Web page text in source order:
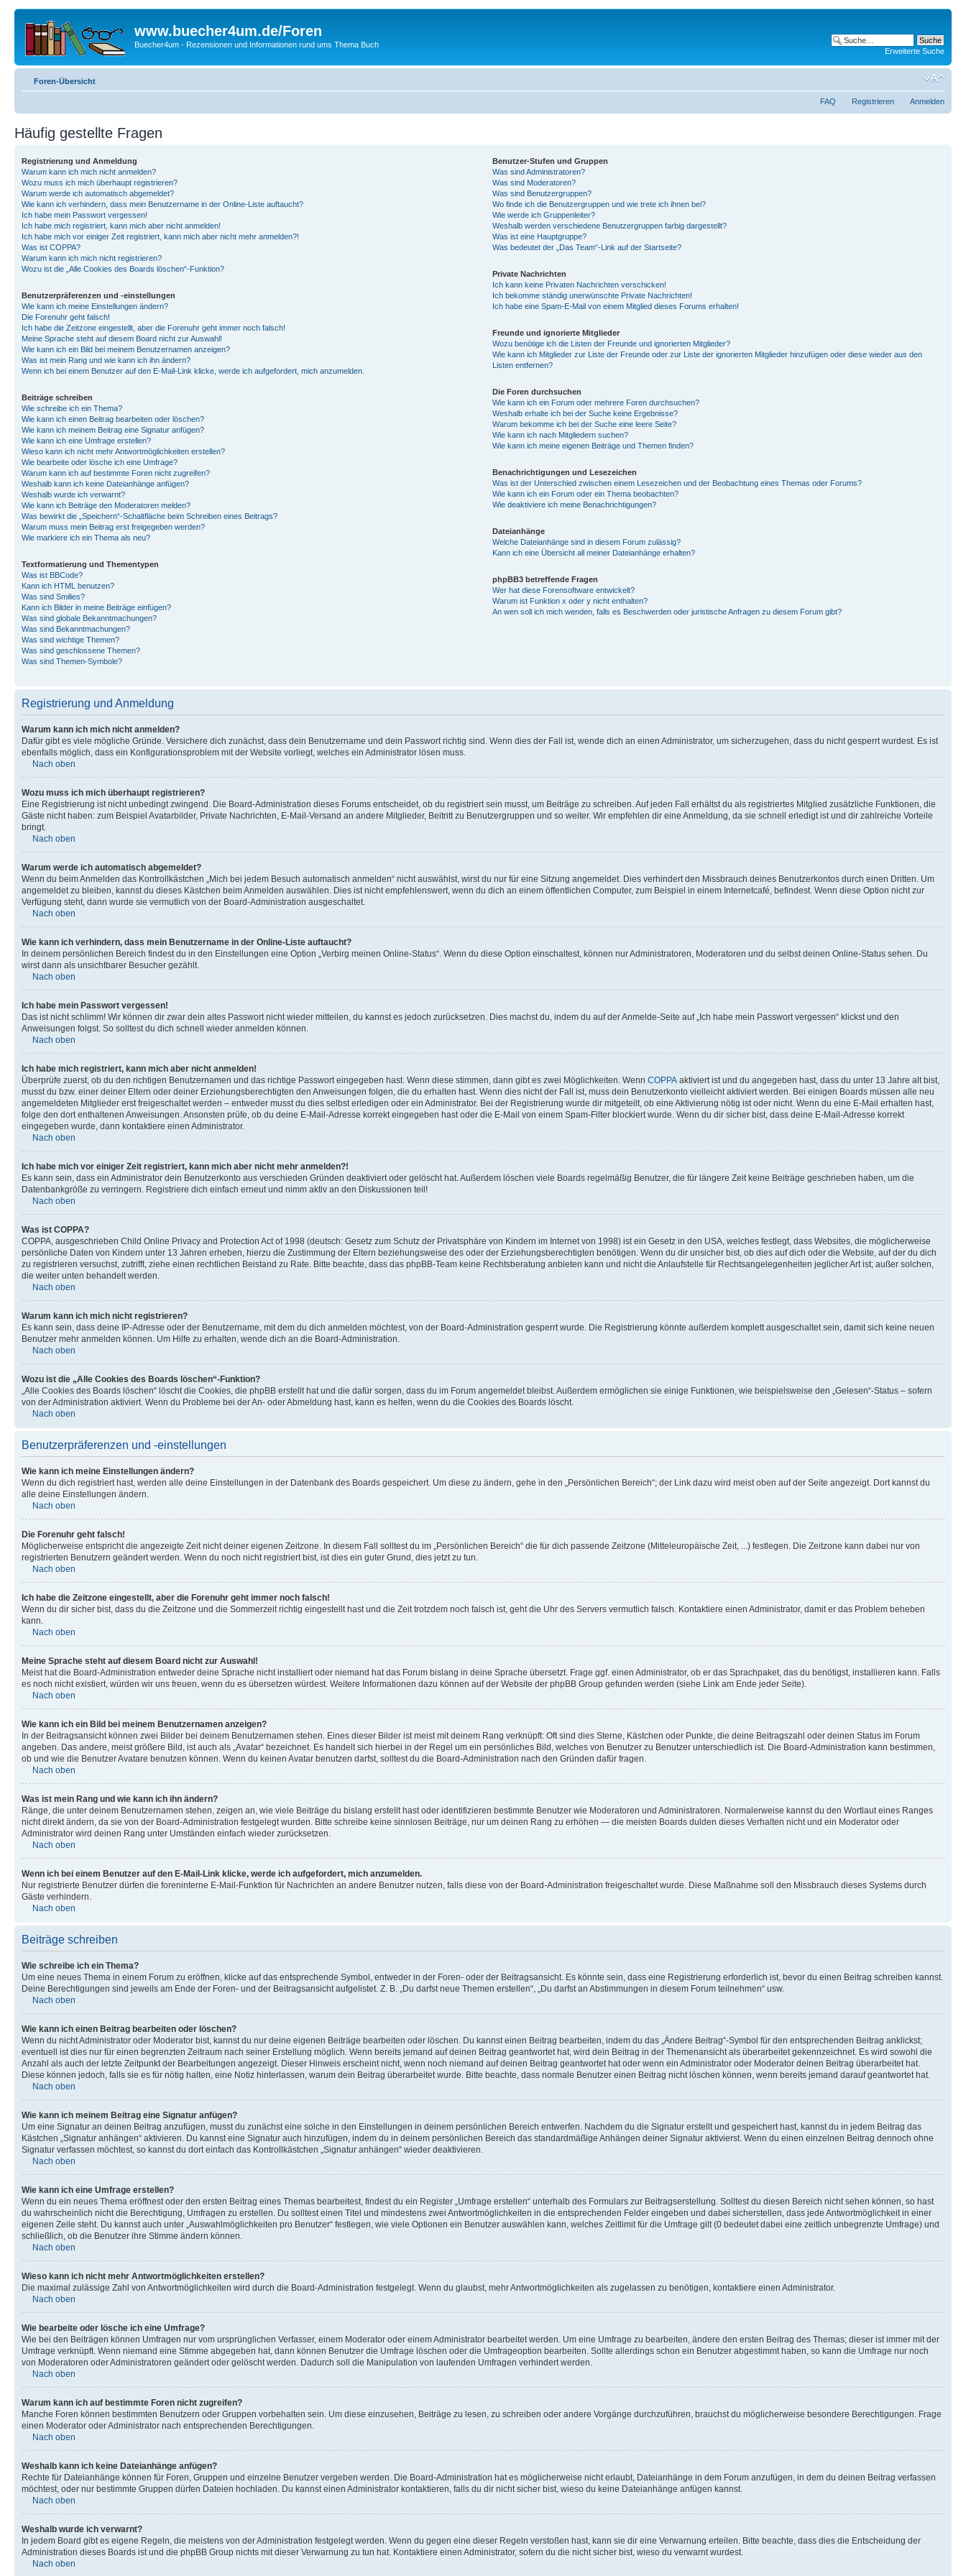
www.buecher4um.de/Foren
Buecher4um - Rezensionen und Informationen rund ums Thema Buch
Erweiterte Suche
Foren-Übersicht
FAQ Registrieren Anmelden
Häufig gestellte Fragen
Registrierung und Anmeldung
Warum kann ich mich nicht anmelden?
Wozu muss ich mich überhaupt registrieren?
Warum werde ich automatisch abgemeldet?
Wie kann ich verhindern, dass mein Benutzername in der Online-Liste auftaucht?
Ich habe mein Passwort vergessen!
Ich habe mich registriert, kann mich aber nicht anmelden!
Ich habe mich vor einiger Zeit registriert, kann mich aber nicht mehr anmelden?!
Was ist COPPA?
Warum kann ich mich nicht registrieren?
Wozu ist die „Alle Cookies des Boards löschen“-Funktion?
Benutzerpräferenzen und -einstellungen
Wie kann ich meine Einstellungen ändern?
Die Forenuhr geht falsch!
Ich habe die Zeitzone eingestellt, aber die Forenuhr geht immer noch falsch!
Meine Sprache steht auf diesem Board nicht zur Auswahl!
Wie kann ich ein Bild bei meinem Benutzernamen anzeigen?
Was ist mein Rang und wie kann ich ihn ändern?
Wenn ich bei einem Benutzer auf den E-Mail-Link klicke, werde ich aufgefordert, mich anzumelden.
Beiträge schreiben
Wie schreibe ich ein Thema?
Wie kann ich einen Beitrag bearbeiten oder löschen?
Wie kann ich meinem Beitrag eine Signatur anfügen?
Wie kann ich eine Umfrage erstellen?
Wieso kann ich nicht mehr Antwortmöglichkeiten erstellen?
Wie bearbeite oder lösche ich eine Umfrage?
Warum kann ich auf bestimmte Foren nicht zugreifen?
Weshalb kann ich keine Dateianhänge anfügen?
Weshalb wurde ich verwarnt?
Wie kann ich Beiträge den Moderatoren melden?
Was bewirkt die „Speichern“-Schaltfläche beim Schreiben eines Beitrags?
Warum muss mein Beitrag erst freigegeben werden?
Wie markiere ich ein Thema als neu?
Textformatierung und Thementypen
Was ist BBCode?
Kann ich HTML benutzen?
Was sind Smilies?
Kann ich Bilder in meine Beiträge einfügen?
Was sind globale Bekanntmachungen?
Was sind Bekanntmachungen?
Was sind wichtige Themen?
Was sind geschlossene Themen?
Was sind Themen-Symbole?
Benutzer-Stufen und Gruppen
Was sind Administratoren?
Was sind Moderatoren?
Was sind Benutzergruppen?
Wo finde ich die Benutzergruppen und wie trete ich ihnen bei?
Wie werde ich Gruppenleiter?
Weshalb werden verschiedene Benutzergruppen farbig dargestellt?
Was ist eine Hauptgruppe?
Was bedeutet der „Das Team“-Link auf der Startseite?
Private Nachrichten
Ich kann keine Privaten Nachrichten verschicken!
Ich bekomme ständig unerwünschte Private Nachrichten!
Ich habe eine Spam-E-Mail von einem Mitglied dieses Forums erhalten!
Freunde und ignorierte Mitglieder
Wozu benötige ich die Listen der Freunde und ignorierten Mitglieder?
Wie kann ich Mitglieder zur Liste der Freunde oder zur Liste der ignorierten Mitglieder hinzufügen oder diese wieder aus den
Listen entfernen?
Die Foren durchsuchen
Wie kann ich ein Forum oder mehrere Foren durchsuchen?
Weshalb erhalte ich bei der Suche keine Ergebnisse?
Warum bekomme ich bei der Suche eine leere Seite?
Wie kann ich nach Mitgliedern suchen?
Wie kann ich meine eigenen Beiträge und Themen finden?
Benachrichtigungen und Lesezeichen
Was ist der Unterschied zwischen einem Lesezeichen und der Beobachtung eines Themas oder Forums?
Wie kann ich ein Forum oder ein Thema beobachten?
Wie deaktiviere ich meine Benachrichtigungen?
Dateianhänge
Welche Dateianhänge sind in diesem Forum zulässig?
Kann ich eine Übersicht all meiner Dateianhänge erhalten?
phpBB3 betreffende Fragen
Wer hat diese Forensoftware entwickelt?
Warum ist Funktion x oder y nicht enthalten?
An wen soll ich mich wenden, falls es Beschwerden oder juristische Anfragen zu diesem Forum gibt?
Registrierung und Anmeldung
Warum kann ich mich nicht anmelden?
Dafür gibt es viele mögliche Gründe. Versichere dich zunächst, dass dein Benutzername und dein Passwort richtig sind. Wenn dies der Fall ist, wende dich an einen Administrator, um sicherzugehen, dass du nicht gesperrt wurdest. Es ist
ebenfalls möglich, dass ein Konfigurationsproblem mit der Website vorliegt, welches ein Administrator lösen muss.
Nach oben
Wozu muss ich mich überhaupt registrieren?
Eine Registrierung ist nicht unbedingt zwingend. Die Board-Administration dieses Forums entscheidet, ob du registriert sein musst, um Beiträge zu schreiben. Auf jeden Fall erhältst du als registriertes Mitglied zusätzliche Funktionen, die
Gäste nicht haben: zum Beispiel Avatarbilder, Private Nachrichten, E-Mail-Versand an andere Mitglieder, Beitritt zu Benutzergruppen und so weiter. Wir empfehlen dir eine Anmeldung, da sie schnell erledigt ist und dir zahlreiche Vorteile
bringt.
Nach oben
Warum werde ich automatisch abgemeldet?
Wenn du beim Anmelden das Kontrollkästchen „Mich bei jedem Besuch automatisch anmelden“ nicht auswählst, wirst du nur für eine Sitzung angemeldet. Dies verhindert den Missbrauch deines Benutzerkontos durch einen Dritten. Um
angemeldet zu bleiben, kannst du dieses Kästchen beim Anmelden auswählen. Dies ist nicht empfehlenswert, wenn du dich an einem öffentlichen Computer, zum Beispiel in einem Internetcafé, befindest. Wenn diese Option nicht zur
Verfügung steht, dann wurde sie vermutlich von der Board-Administration ausgeschaltet.
Nach oben
Wie kann ich verhindern, dass mein Benutzername in der Online-Liste auftaucht?
In deinem persönlichen Bereich findest du in den Einstellungen eine Option „Verbirg meinen Online-Status“. Wenn du diese Option einschaltest, können nur Administratoren, Moderatoren und du selbst deinen Online-Status sehen. Du
wirst dann als unsichtbarer Besucher gezählt.
Nach oben
Ich habe mein Passwort vergessen!
Das ist nicht schlimm! Wir können dir zwar dein altes Passwort nicht wieder mitteilen, du kannst es jedoch zurücksetzen. Dies machst du, indem du auf der Anmelde-Seite auf „Ich habe mein Passwort vergessen“ klickst und den
Anweisungen folgst. So solltest du dich schnell wieder anmelden können.
Nach oben
Ich habe mich registriert, kann mich aber nicht anmelden!
Überprüfe zuerst, ob du den richtigen Benutzernamen und das richtige Passwort eingegeben hast. Wenn diese stimmen, dann gibt es zwei Möglichkeiten. Wenn COPPA aktiviert ist und du angegeben hast, dass du unter 13 Jahre alt bist,
musst du bzw. einer deiner Eltern oder deiner Erziehungsberechtigten den Anweisungen folgen, die du erhalten hast. Wenn dies nicht der Fall ist, muss dein Benutzerkonto vielleicht aktiviert werden. Bei einigen Boards müssen alle neu
angemeldeten Mitglieder erst freigeschaltet werden – entweder musst du dies selbst erledigen oder ein Administrator. Bei der Registrierung wurde dir mitgeteilt, ob eine Aktivierung nötig ist oder nicht. Wenn du eine E-Mail erhalten hast,
folge den dort enthaltenen Anweisungen. Ansonsten prüfe, ob du deine E-Mail-Adresse korrekt eingegeben hast oder die E-Mail von einem Spam-Filter blockiert wurde. Wenn du dir sicher bist, dass deine E-Mail-Adresse korrekt
eingegeben wurde, dann kontaktiere einen Administrator.
Nach oben
Ich habe mich vor einiger Zeit registriert, kann mich aber nicht mehr anmelden?!
Es kann sein, dass ein Administrator dein Benutzerkonto aus verschieden Gründen deaktiviert oder gelöscht hat. Außerdem löschen viele Boards regelmäßig Benutzer, die für längere Zeit keine Beiträge geschrieben haben, um die
Datenbankgröße zu verringern. Registriere dich einfach erneut und nimm aktiv an den Diskussionen teil!
Nach oben
Was ist COPPA?
COPPA, ausgeschrieben Child Online Privacy and Protection Act of 1998 (deutsch: Gesetz zum Schutz der Privatsphäre von Kindern im Internet von 1998) ist ein Gesetz in den USA, welches festlegt, dass Websites, die möglicherweise
persönliche Daten von Kindern unter 13 Jahren erheben, hierzu die Zustimmung der Eltern beziehungsweise des oder der Erziehungsberechtigten benötigen. Wenn du dir unsicher bist, ob dies auf dich oder die Website, auf der du dich
zu registrieren versuchst, zutrifft, ziehe einen rechtlichen Beistand zu Rate. Bitte beachte, dass das phpBB-Team keine Rechtsberatung anbieten kann und nicht die Anlaufstelle für Rechtsangelegenheiten jeglicher Art ist; außer solchen,
die weiter unten behandelt werden.
Nach oben
Warum kann ich mich nicht registrieren?
Es kann sein, dass deine IP-Adresse oder der Benutzername, mit dem du dich anmelden möchtest, von der Board-Administration gesperrt wurde. Die Registrierung könnte außerdem komplett ausgeschaltet sein, damit sich keine neuen
Benutzer mehr anmelden können. Um Hilfe zu erhalten, wende dich an die Board-Administration.
Nach oben
Wozu ist die „Alle Cookies des Boards löschen“-Funktion?
„Alle Cookies des Boards löschen“ löscht die Cookies, die phpBB erstellt hat und die dafür sorgen, dass du im Forum angemeldet bleibst. Außerdem ermöglichen sie einige Funktionen, wie beispielsweise den „Gelesen“-Status – sofern
von der Administration aktiviert. Wenn du Probleme bei der An- oder Abmeldung hast, kann es helfen, wenn du die Cookies des Boards löscht.
Nach oben
Benutzerpräferenzen und -einstellungen
Wie kann ich meine Einstellungen ändern?
Wenn du dich registriert hast, werden alle deine Einstellungen in der Datenbank des Boards gespeichert. Um diese zu ändern, gehe in den „Persönlichen Bereich“; der Link dazu wird meist oben auf der Seite angezeigt. Dort kannst du
alle deine Einstellungen ändern.
Nach oben
Die Forenuhr geht falsch!
Möglicherweise entspricht die angezeigte Zeit nicht deiner eigenen Zeitzone. In diesem Fall solltest du im „Persönlichen Bereich“ die für dich passende Zeitzone (Mitteleuropäische Zeit, ...) festlegen. Die Zeitzone kann dabei nur von
registrierten Benutzern geändert werden. Wenn du noch nicht registriert bist, ist dies ein guter Grund, dies jetzt zu tun.
Nach oben
Ich habe die Zeitzone eingestellt, aber die Forenuhr geht immer noch falsch!
Wenn du dir sicher bist, dass du die Zeitzone und die Sommerzeit richtig eingestellt hast und die Zeit trotzdem noch falsch ist, geht die Uhr des Servers vermutlich falsch. Kontaktiere einen Administrator, damit er das Problem beheben
kann.
Nach oben
Meine Sprache steht auf diesem Board nicht zur Auswahl!
Meist hat die Board-Administration entweder deine Sprache nicht installiert oder niemand hat das Forum bislang in deine Sprache übersetzt. Frage ggf. einen Administrator, ob er das Sprachpaket, das du benötigst, installieren kann. Falls
es noch nicht existiert, würden wir uns freuen, wenn du es übersetzen würdest. Weitere Informationen dazu können auf der Website der phpBB Group gefunden werden (siehe Link am Ende jeder Seite).
Nach oben
Wie kann ich ein Bild bei meinem Benutzernamen anzeigen?
In der Beitragsansicht können zwei Bilder bei deinem Benutzernamen stehen. Eines dieser Bilder ist meist mit deinem Rang verknüpft: Oft sind dies Sterne, Kästchen oder Punkte, die deine Beitragszahl oder deinen Status im Forum
angeben. Das andere, meist größere Bild, ist auch als „Avatar“ bezeichnet. Es handelt sich hierbei in der Regel um ein persönliches Bild, welches von Benutzer zu Benutzer unterschiedlich ist. Die Board-Administration kann bestimmen,
ob und wie die Benutzer Avatare benutzen können. Wenn du keinen Avatar benutzen darfst, solltest du die Board-Administration nach den Gründen dafür fragen.
Nach oben
Was ist mein Rang und wie kann ich ihn ändern?
Ränge, die unter deinem Benutzernamen stehen, zeigen an, wie viele Beiträge du bislang erstellt hast oder identifizieren bestimmte Benutzer wie Moderatoren und Administratoren. Normalerweise kannst du den Wortlaut eines Ranges
nicht direkt ändern, da sie von der Board-Administration festgelegt wurden. Bitte schreibe keine sinnlosen Beiträge, nur um deinen Rang zu erhöhen — die meisten Boards dulden dieses Verhalten nicht und ein Moderator oder
Administrator wird deinen Rang unter Umständen einfach wieder zurücksetzen.
Nach oben
Wenn ich bei einem Benutzer auf den E-Mail-Link klicke, werde ich aufgefordert, mich anzumelden.
Nur registrierte Benutzer dürfen die foreninterne E-Mail-Funktion für Nachrichten an andere Benutzer nutzen, falls diese von der Board-Administration freigeschaltet wurde. Diese Maßnahme soll den Missbrauch dieses Systems durch
Gäste verhindern.
Nach oben
Beiträge schreiben
Wie schreibe ich ein Thema?
Um eine neues Thema in einem Forum zu eröffnen, klicke auf das entsprechende Symbol, entweder in der Foren- oder der Beitragsansicht. Es könnte sein, dass eine Registrierung erforderlich ist, bevor du einen Beitrag schreiben kannst.
Deine Berechtigungen sind jeweils am Ende der Foren- und der Beitragsansicht aufgelistet. Z. B. „Du darfst neue Themen erstellen“, „Du darfst an Abstimmungen in diesem Forum teilnehmen“ usw.
Nach oben
Wie kann ich einen Beitrag bearbeiten oder löschen?
Wenn du nicht Administrator oder Moderator bist, kannst du nur deine eigenen Beiträge bearbeiten oder löschen. Du kannst einen Beitrag bearbeiten, indem du das „Ändere Beitrag“-Symbol für den entsprechenden Beitrag anklickst;
eventuell ist dies nur für einen begrenzten Zeitraum nach seiner Erstellung möglich. Wenn bereits jemand auf deinen Beitrag geantwortet hat, wird dein Beitrag in der Themenansicht als überarbeitet gekennzeichnet. Es wird sowohl die
Anzahl als auch der letzte Zeitpunkt der Bearbeitungen angezeigt. Dieser Hinweis erscheint nicht, wenn noch niemand auf deinen Beitrag geantwortet hat oder wenn ein Administrator oder Moderator deinen Beitrag überarbeitet hat.
Diese können jedoch, falls sie es für nötig halten, eine Notiz hinterlassen, warum dein Beitrag überarbeitet wurde. Bitte beachte, dass normale Benutzer einen Beitrag nicht löschen können, wenn bereits jemand darauf geantwortet hat.
Nach oben
Wie kann ich meinem Beitrag eine Signatur anfügen?
Um eine Signatur an deinen Beitrag anzufügen, musst du zunächst eine solche in den Einstellungen in deinem persönlichen Bereich entwerfen. Nachdem du die Signatur erstellt und gespeichert hast, kannst du in jedem Beitrag das
Kästchen „Signatur anhängen“ aktivieren. Du kannst eine Signatur auch hinzufügen, indem du in deinem persönlichen Bereich das standardmäßige Anhängen deiner Signatur aktivierst. Wenn du einen einzelnen Beitrag dennoch ohne
Signatur verfassen möchtest, so kannst du dort einfach das Kontrollkästchen „Signatur anhängen“ wieder deaktivieren.
Nach oben
Wie kann ich eine Umfrage erstellen?
Wenn du ein neues Thema eröffnest oder den ersten Beitrag eines Themas bearbeitest, findest du ein Register „Umfrage erstellen“ unterhalb des Formulars zur Beitragserstellung. Solltest du diesen Bereich nicht sehen können, so hast
du wahrscheinlich nicht die Berechtigung, Umfragen zu erstellen. Du solltest einen Titel und mindestens zwei Antwortmöglichkeiten in die entsprechenden Felder eingeben und dabei sicherstellen, dass jede Antwortmöglichkeit in einer
eigenen Zeile steht. Du kannst auch unter „Auswahlmöglichkeiten pro Benutzer“ festlegen, wie viele Optionen ein Benutzer auswählen kann, welches Zeitlimit für die Umfrage gilt (0 bedeutet dabei eine zeitlich unbegrenzte Umfrage) und
schließlich, ob die Benutzer ihre Stimme ändern können.
Nach oben
Wieso kann ich nicht mehr Antwortmöglichkeiten erstellen?
Die maximal zulässige Zahl von Antwortmöglichkeiten wird durch die Board-Administration festgelegt. Wenn du glaubst, mehr Antwortmöglichkeiten als zugelassen zu benötigen, kontaktiere einen Administrator.
Nach oben
Wie bearbeite oder lösche ich eine Umfrage?
Wie bei den Beiträgen können Umfragen nur vom ursprünglichen Verfasser, einem Moderator oder einem Administrator bearbeitet werden. Um eine Umfrage zu bearbeiten, ändere den ersten Beitrag des Themas; dieser ist immer mit der
Umfrage verknüpft. Wenn niemand eine Stimme abgegeben hat, dann können Benutzer die Umfrage löschen oder die Umfrageoption bearbeiten. Sollte allerdings schon ein Benutzer abgestimmt haben, so kann die Umfrage nur noch
von Moderatoren oder Administratoren geändert oder gelöscht werden. Dadurch soll die Manipulation von laufenden Umfragen verhindert werden.
Nach oben
Warum kann ich auf bestimmte Foren nicht zugreifen?
Manche Foren können bestimmten Benutzern oder Gruppen vorbehalten sein. Um diese einzusehen, Beiträge zu lesen, zu schreiben oder andere Vorgänge durchzuführen, brauchst du möglicherweise besondere Berechtigungen. Frage
einen Moderator oder Administrator nach entsprechenden Berechtigungen.
Nach oben
Weshalb kann ich keine Dateianhänge anfügen?
Rechte für Dateianhänge können für Foren, Gruppen und einzelne Benutzer vergeben werden. Die Board-Administration hat es möglicherweise nicht erlaubt, Dateianhänge in dem Forum anzufügen, in dem du deinen Beitrag verfassen
möchtest, oder nur bestimmte Gruppen dürfen Dateien hochladen. Du kannst einen Administrator kontaktieren, falls du dir nicht sicher bist, wieso du keine Dateianhänge anfügen kannst.
Nach oben
Weshalb wurde ich verwarnt?
In jedem Board gibt es eigene Regeln, die meistens von der Administration festgelegt werden. Wenn du gegen eine dieser Regeln verstoßen hast, kann sie dir eine Verwarnung erteilen. Bitte beachte, dass dies die Entscheidung der
Administration dieses Boards ist und die phpBB Group nichts mit dieser Verwarnung zu tun hat. Kontaktiere einen Administrator, sofern du die nicht sicher bist, wieso du verwarnt wurdest.
Nach oben